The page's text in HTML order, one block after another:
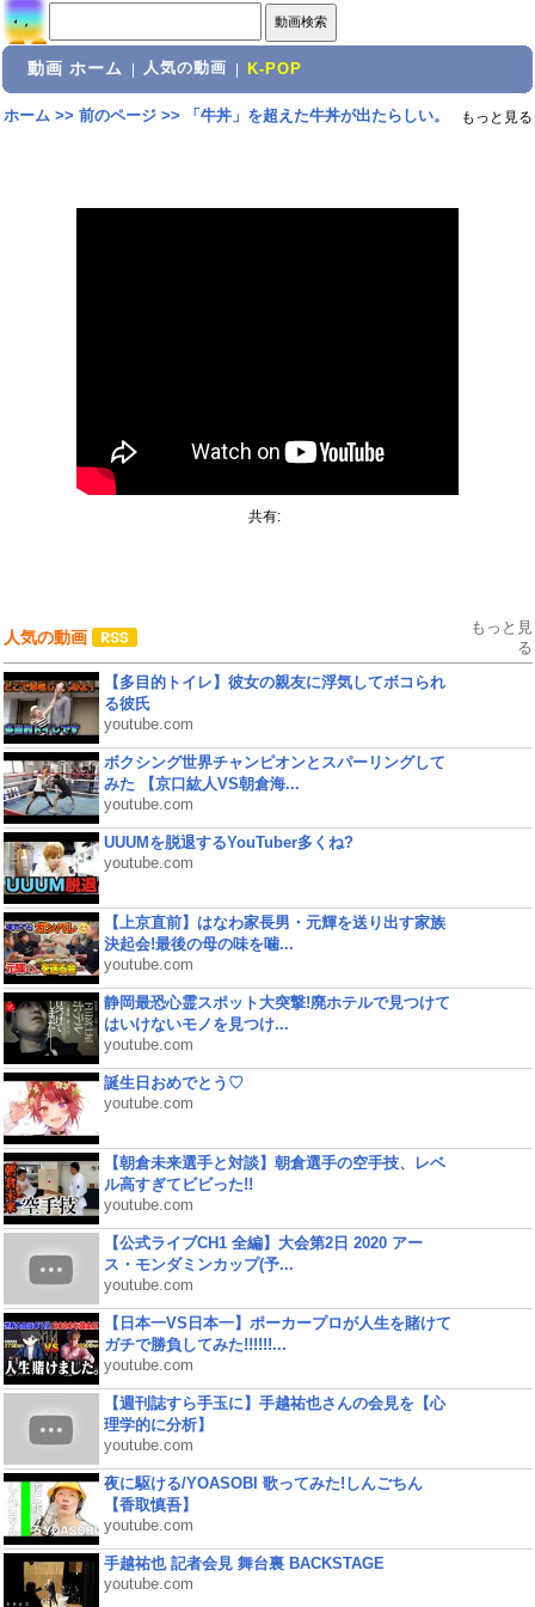
動画 ホーム 人気の動画 K-POP
ホーム>> 前のページ>> 「牛丼」を超えた牛丼が出たらしい。 もっと見る
共有:
人気の動画
もっと見
る
【多目的トイレ】彼女の親友に浮気してボコられ
る彼氏
youtube.com
ボクシング世界チャンピオンとスパーリングして
みた 【京口紘人VS朝倉海...
youtube.com
UUUMを脱退するYouTuber多くね?
youtube.com
【上京直前】はなわ家長男・元輝を送り出す家族
決起会!最後の母の味を噛...
youtube.com
静岡最恐心霊スポット大突撃!廃ホテルで見つけて
はいけないモノを見つけ...
youtube.com
誕生日おめでとう♡
youtube.com
【朝倉未来選手と対談】朝倉選手の空手技、レベ
ル高すぎてビビった!!
youtube.com
【公式ライブCH1 全編】大会第2日 2020 アー
ス・モンダミンカップ(予...
youtube.com
【日本一VS日本一】ポーカープロが人生を賭けて
ガチで勝負してみた!!!!!!...
youtube.com
【週刊誌すら手玉に】手越祐也さんの会見を【心
理学的に分析】
youtube.com
夜に駆ける/YOASOBI 歌ってみた!しんごちん
【香取慎吾】
youtube.com
手越祐也 記者会見 舞台裏 BACKSTAGE
youtube.com